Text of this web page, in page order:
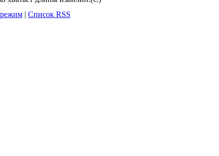
| Список RSS